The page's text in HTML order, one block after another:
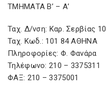
ΤΜΗΜΑΤΑ Β’ – Α’
Ταχ. Δ/νση: Καρ. Σερβίας 10
Ταχ. Κωδ.: 101 84 ΑΘΗΝΑ
Πληροφορίες: Φ. Φανάρα
Τηλέφωνο: 210 – 3375311
ΦΑΞ: 210 – 3375001